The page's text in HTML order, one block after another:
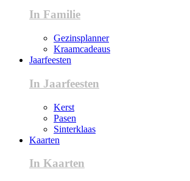
In Familie
Gezinsplanner
Kraamcadeaus
Jaarfeesten
In Jaarfeesten
Kerst
Pasen
Sinterklaas
Kaarten
In Kaarten